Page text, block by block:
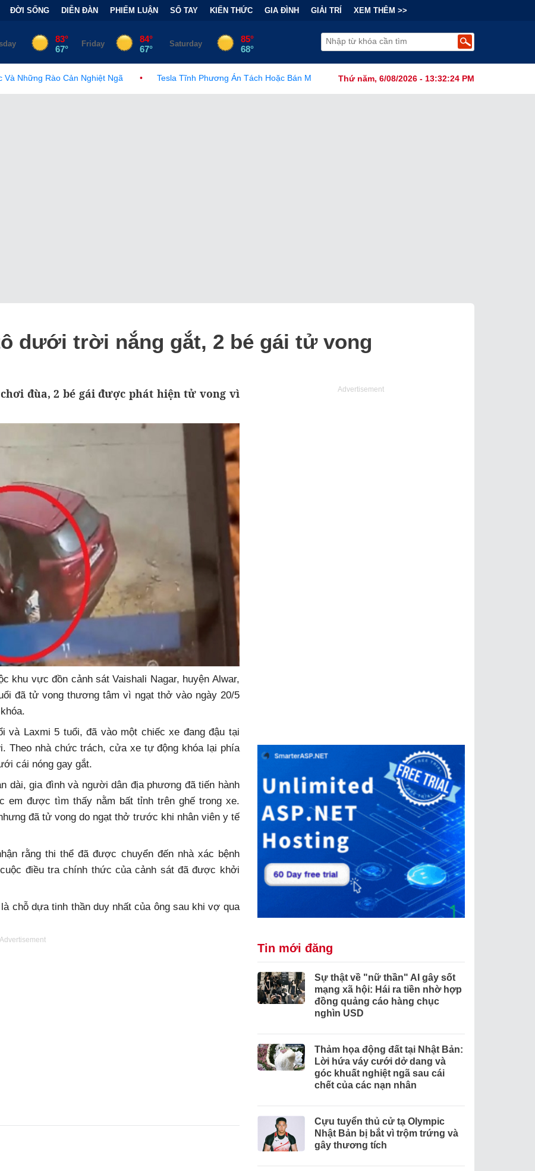
ĐỜI SỐNG DIỄN ĐÀN PHIẾM LUẬN SỔ TAY KIẾN THỨC GIA ĐÌNH GIẢI TRÍ XEM THÊM >>
Thứ năm, 6/08/2026 - 13:32:26 PM
Ngã • Tesla Tĩnh Phương Án Tách Hoặc Bán Mảng Kinh Doanh Tại Trung Quốc Khi Tính Đến Kịch Bản Sáp Nhập SpaceX
dưới trời nắng gắt, 2 bé gái tử vong
đùa, 2 bé gái được phát hiện tử vong vì
khu vực đồn cảnh sát Vaishali Nagar, huyện Alwar,
đã tử vong thương tâm vì ngạt thở vào ngày 20/5
và Laxmi 5 tuổi, đã vào một chiếc xe đang đậu tại
Theo nhà chức trách, cửa xe tự động khóa lại phía
cái nóng gay gắt.
dài, gia đình và người dân địa phương đã tiến hành
em được tìm thấy nằm bất tỉnh trên ghế trong xe.
đã tử vong do ngạt thở trước khi nhân viên y tế
rằng thi thể đã được chuyển đến nhà xác bệnh
điều tra chính thức của cảnh sát đã được khởi
chỗ dựa tinh thần duy nhất của ông sau khi vợ qua
Advertisement
Advertisement
Tin mới đăng
Sự thật về "nữ thần" AI gây sốt
mạng xã hội: Hái ra tiền nhờ hợp
đồng quảng cáo hàng chục
nghìn USD
Thảm họa động đất tại Nhật Bản:
Lời hứa váy cưới dở dang và
góc khuất nghiệt ngã sau cái
chết của các nạn nhân
Cựu tuyển thủ cử tạ Olympic
Nhật Bản bị bắt vì trộm trứng và
gây thương tích